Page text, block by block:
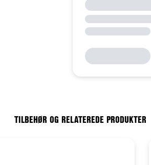
TILBEHØR OG RELATEREDE PRODUKTER